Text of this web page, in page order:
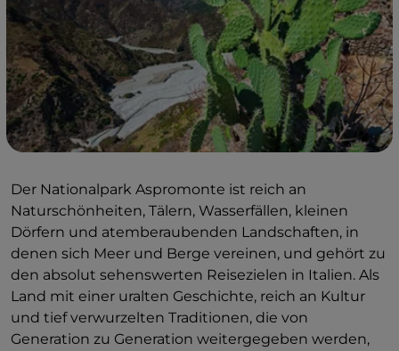
Der Nationalpark Aspromonte ist reich an
Naturschönheiten, Tälern, Wasserfällen, kleinen
Dörfern und atemberaubenden Landschaften, in
denen sich Meer und Berge vereinen, und gehört zu
den absolut sehenswerten Reisezielen in Italien. Als
Land mit einer uralten Geschichte, reich an Kultur
und tief verwurzelten Traditionen, die von
Generation zu Generation weitergegeben werden,